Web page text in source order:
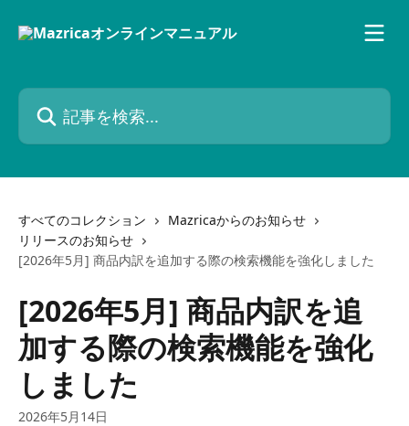
記事を検索...
すべてのコレクション
Mazricaからのお知らせ
リリースのお知らせ
[2026年5月] 商品内訳を追加する際の検索機能を強化しました
[2026年5月] 商品内訳を追
加する際の検索機能を強化
しました
2026年5月14日